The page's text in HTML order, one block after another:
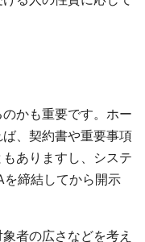
かも重要です。ホー
、契約書や重要事項
ありますし、システ
締結してから開示
者の広さなどを考え